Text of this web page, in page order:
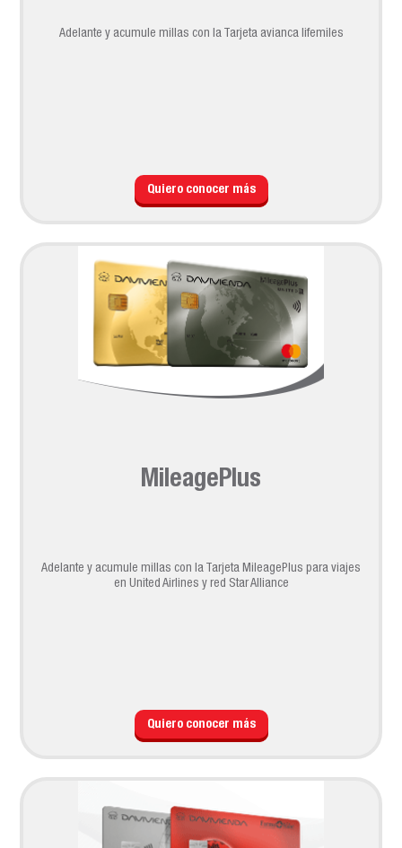
Adelante y acumule millas con la Tarjeta avianca lifemiles
Quiero conocer más
MileagePlus
Adelante y acumule millas con la Tarjeta MileagePlus para viajes
en United Airlines y red Star Alliance
Quiero conocer más